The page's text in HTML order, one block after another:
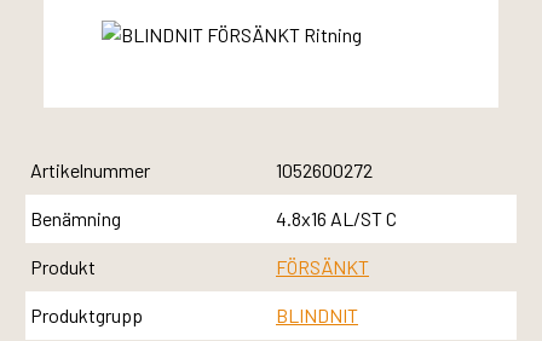
Artikelnummer 1052600272
Benämning 4.8x16 AL/ST C
Produkt FÖRSÄNKT
Produktgrupp BLINDNIT